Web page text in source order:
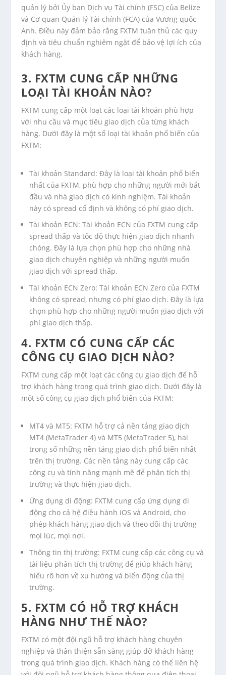
quản lý bởi Ủy ban Dịch vụ Tài chính (FSC) của Belize
và Cơ quan Quản lý Tài chính (FCA) của Vương quốc
Anh. Điều này đảm bảo rằng FXTM tuân thủ các quy
định và tiêu chuẩn nghiêm ngặt để bảo vệ lợi ích của
khách hàng.
3. FXTM CUNG CẤP NHỮNG
LOẠI TÀI KHOẢN NÀO?
FXTM cung cấp một loạt các loại tài khoản phù hợp
với nhu cầu và mục tiêu giao dịch của từng khách
hàng. Dưới đây là một số loại tài khoản phổ biến của
FXTM:
Tài khoản Standard: Đây là loại tài khoản phổ biến
nhất của FXTM, phù hợp cho những người mới bắt
đầu và nhà giao dịch có kinh nghiệm. Tài khoản
này có spread cố định và không có phí giao dịch.
Tài khoản ECN: Tài khoản ECN của FXTM cung cấp
spread thấp và tốc độ thực hiện giao dịch nhanh
chóng. Đây là lựa chọn phù hợp cho những nhà
giao dịch chuyên nghiệp và những người muốn
giao dịch với spread thấp.
Tài khoản ECN Zero: Tài khoản ECN Zero của FXTM
không có spread, nhưng có phí giao dịch. Đây là lựa
chọn phù hợp cho những người muốn giao dịch với
phí giao dịch thấp.
4. FXTM CÓ CUNG CẤP CÁC
CÔNG CỤ GIAO DỊCH NÀO?
FXTM cung cấp một loạt các công cụ giao dịch để hỗ
trợ khách hàng trong quá trình giao dịch. Dưới đây là
một số công cụ giao dịch phổ biến của FXTM:
MT4 và MT5: FXTM hỗ trợ cả nền tảng giao dịch
MT4 (MetaTrader 4) và MT5 (MetaTrader 5), hai
trong số những nền tảng giao dịch phổ biến nhất
trên thị trường. Các nền tảng này cung cấp các
công cụ và tính năng mạnh mẽ để phân tích thị
trường và thực hiện giao dịch.
Ứng dụng di động: FXTM cung cấp ứng dụng di
động cho cả hệ điều hành iOS và Android, cho
phép khách hàng giao dịch và theo dõi thị trường
mọi lúc, mọi nơi.
Thông tin thị trường: FXTM cung cấp các công cụ và
tài liệu phân tích thị trường để giúp khách hàng
hiểu rõ hơn về xu hướng và biến động của thị
trường.
5. FXTM CÓ HỖ TRỢ KHÁCH
HÀNG NHƯ THẾ NÀO?
FXTM có một đội ngũ hỗ trợ khách hàng chuyên
nghiệp và thân thiện sẵn sàng giúp đỡ khách hàng
trong quá trình giao dịch. Khách hàng có thể liên hệ